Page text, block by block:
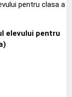
elevului pentru